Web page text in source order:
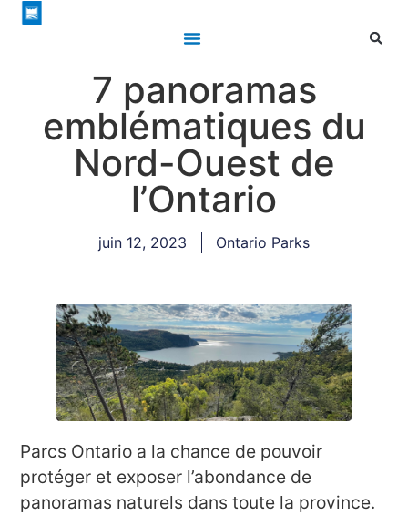
7 panoramas
emblématiques du
Nord-Ouest de
l’Ontario
juin 12, 2023 Ontario Parks
Parcs Ontario a la chance de pouvoir
protéger et exposer l’abondance de
panoramas naturels dans toute la province.